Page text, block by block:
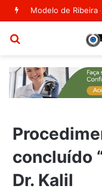
concluído
Dr. Kalil